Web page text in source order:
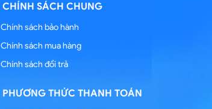
CHÍNH SÁCH CHUNG
Chính sách bảo hành
Chính sách mua hàng
Chính sách đổi trả
PHƯƠNG THỨC THANH TOÁN